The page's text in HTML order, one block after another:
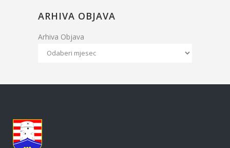
ARHIVA OBJAVA
Arhiva Objava